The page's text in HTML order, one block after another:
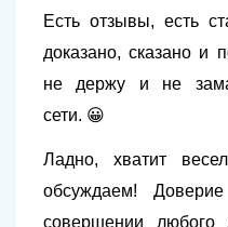
Есть отзывы, есть
доказано, сказано и
не держу и не
сети. 😀
Ладно, хватит
обсуждаем!
совершении любого